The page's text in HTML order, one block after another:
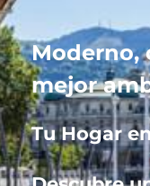
Moderno,
mejor
Tu Hogar